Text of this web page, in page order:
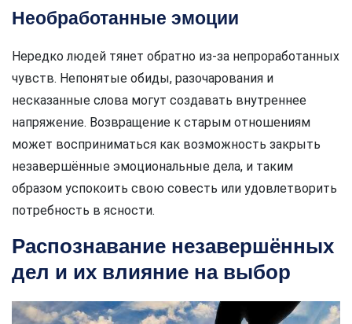
Необработанные эмоции
Нередко людей тянет обратно из-за непроработанных
чувств. Непонятые обиды, разочарования и
несказанные слова могут создавать внутреннее
напряжение. Возвращение к старым отношениям
может восприниматься как возможность закрыть
незавершённые эмоциональные дела, и таким
образом успокоить свою совесть или удовлетворить
потребность в ясности.
Распознавание незавершённых
дел и их влияние на выбор